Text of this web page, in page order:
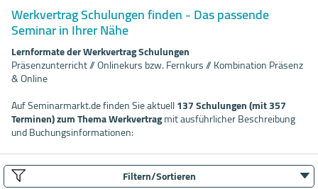
Werkvertrag Schulungen finden - Das passende
Seminar in Ihrer Nähe
Lernformate der Werkvertrag Schulungen
Präsenzunterricht // Onlinekurs bzw. Fernkurs // Kombination Präsenz
& Online
Auf Seminarmarkt.de finden Sie aktuell137 Schulungen (mit 357
Terminen) zum Thema Werkvertragmit ausführlicher Beschreibung
und Buchungsinformationen:
Filtern/Sortieren